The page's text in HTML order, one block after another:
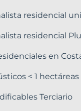
residencial
residencial
en
< 1 hectáreas
Terciario